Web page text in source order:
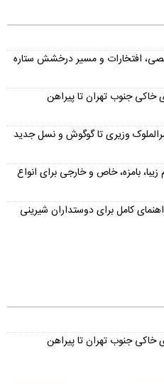
افتخارات و مسیر درخشش ستاره
خاکی جنوب تهران تا پیراهن
وزیری تا گوگوش و نسل جدید
طوطی | بیش از ۳۰۰ اسم زیبا، بامزه، خاص و خارجی برای انواع
کامل برای دوستداران شیرینی
خاکی جنوب تهران تا پیراهن